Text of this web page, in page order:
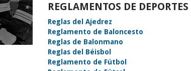
REGLAMENTOS DE DEPORTES
Reglas del Ajedrez
Reglamento de Baloncesto
Reglas de Balonmano
Reglas del Béisbol
Reglamento de Fútbol